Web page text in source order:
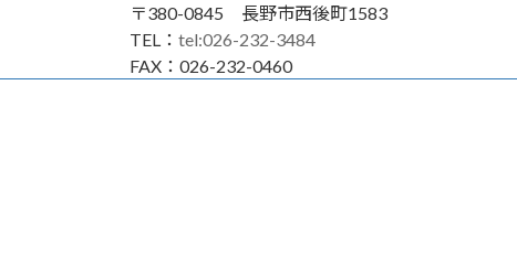
〒380-0845 長野市西後町1583
TEL： tel:026-232-3484
FAX：026-232-0460